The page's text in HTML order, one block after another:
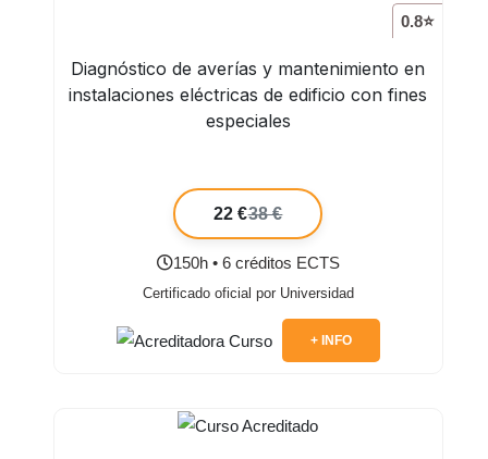
0.8⭐
Diagnóstico de averías y mantenimiento en
instalaciones eléctricas de edificio con fines
especiales
22 €38 €
150h • 6 créditos ECTS
Certificado oficial por Universidad
+ INFO